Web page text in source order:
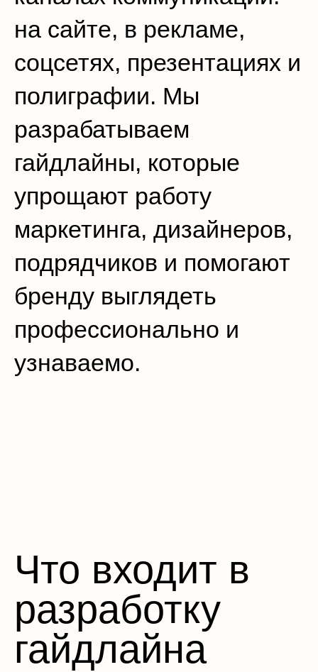
на сайте, в рекламе,
соцсетях, презентациях и
полиграфии. Мы
разрабатываем
гайдлайны, которые
упрощают работу
маркетинга, дизайнеров,
подрядчиков и помогают
бренду выглядеть
профессионально и
узнаваемо.
Что входит в
разработку
гайдлайна